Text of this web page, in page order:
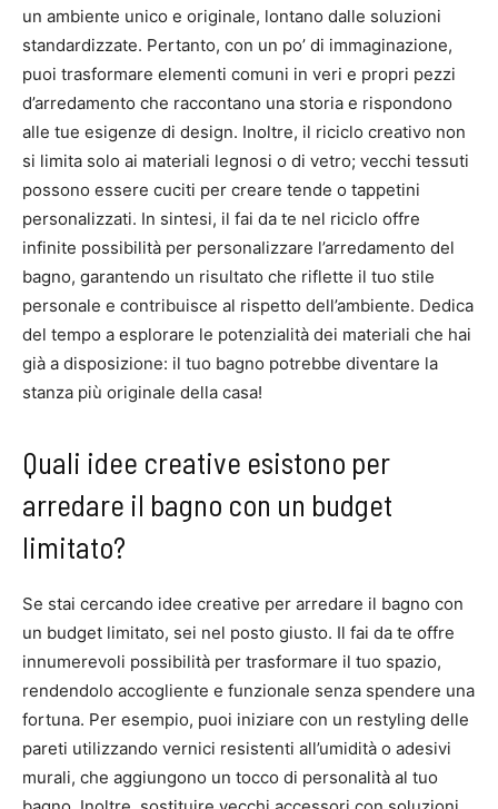
un ambiente unico e originale, lontano dalle soluzioni
standardizzate. Pertanto, con un po’ di immaginazione,
puoi trasformare elementi comuni in veri e propri pezzi
d’arredamento che raccontano una storia e rispondono
alle tue esigenze di design. Inoltre, il riciclo creativo non
si limita solo ai materiali legnosi o di vetro; vecchi tessuti
possono essere cuciti per creare tende o tappetini
personalizzati. In sintesi, il fai da te nel riciclo offre
infinite possibilità per personalizzare l’arredamento del
bagno, garantendo un risultato che riflette il tuo stile
personale e contribuisce al rispetto dell’ambiente. Dedica
del tempo a esplorare le potenzialità dei materiali che hai
già a disposizione: il tuo bagno potrebbe diventare la
stanza più originale della casa!
Quali idee creative esistono per
arredare il bagno con un budget
limitato?
Se stai cercando idee creative per arredare il bagno con
un budget limitato, sei nel posto giusto. Il fai da te offre
innumerevoli possibilità per trasformare il tuo spazio,
rendendolo accogliente e funzionale senza spendere una
fortuna. Per esempio, puoi iniziare con un restyling delle
pareti utilizzando vernici resistenti all’umidità o adesivi
murali, che aggiungono un tocco di personalità al tuo